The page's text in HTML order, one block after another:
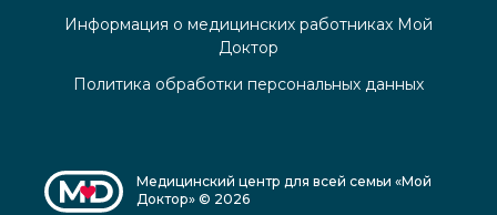
Информация о медицинских работниках Мой
Доктор
Политика обработки персональных данных
Медицинский центр для всей семьи «Мой
Доктор» © 2026